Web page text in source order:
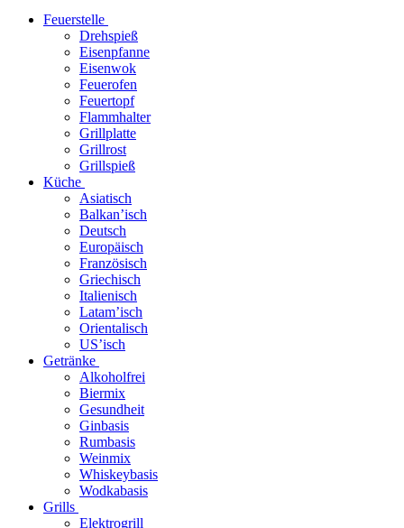
Feuerstelle
Drehspieß
Eisenpfanne
Eisenwok
Feuerofen
Feuertopf
Flammhalter
Grillplatte
Grillrost
Grillspieß
Küche
Asiatisch
Balkan’isch
Deutsch
Europäisch
Französisch
Griechisch
Italienisch
Latam’isch
Orientalisch
US’isch
Getränke
Alkoholfrei
Biermix
Gesundheit
Ginbasis
Rumbasis
Weinmix
Whiskeybasis
Wodkabasis
Grills
Elektrogrill